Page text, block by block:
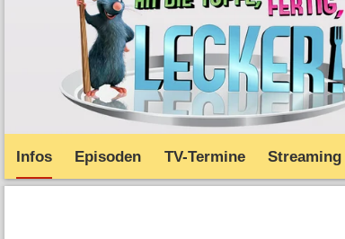
Infos Episoden TV-Termine Streaming